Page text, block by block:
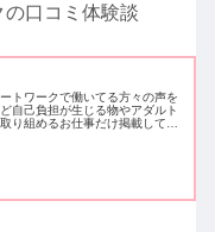
口コミ体験談
トワークで働いてる方々の声を
自己負担が生じる物やアダルト
り組めるお仕事だけ掲載してい